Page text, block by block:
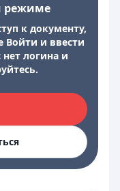
режиме
к документу,
Войти и ввести
логина и